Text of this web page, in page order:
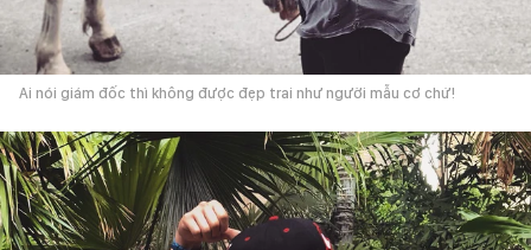
Ai nói giám đốc thì không được đẹp trai như người mẫu cơ chứ!